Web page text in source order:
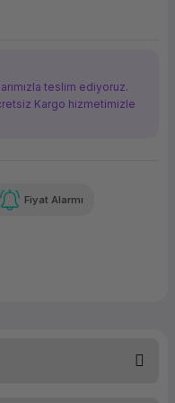
teslim ediyoruz.
Kargo hizmetimizle
Fiyat Alarmı